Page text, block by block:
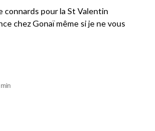
connards pour la St Valentin
chez Gonaï même si je ne vous